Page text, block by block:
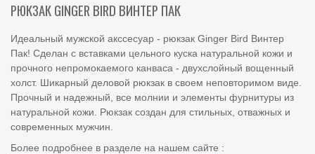
РЮКЗАК GINGER BIRD ВИНТЕР ПАК
Идеальный мужской акссесуар - рюкзак Ginger Bird Винтер
Пак! Сделан с вставками цельного куска натуральной кожи и
прочного непромокаемого канваса - двухслойный вощенный
холст. Шикарный деловой рюкзак в своем неповторимом виде.
Прочный и надежный, все молнии и элементы фурнитуры из
натуральной кожи. Рюкзак создан для стильных, отважных и
современных мужчин.
Более подробнее в разделе на нашем сайте :